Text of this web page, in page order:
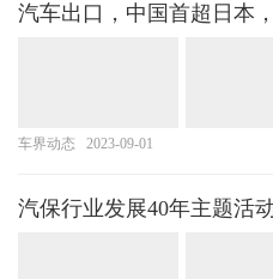
汽车出口，中国首超日本
车界动态 2023-09-01
汽保行业发展40年主题活